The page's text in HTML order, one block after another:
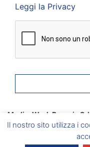
Leggi la Privacy
Media-Work Perugia Srl
Corciano (PG) Via A.
– Umbertide (PG) Via
Caduti sul Lavoro, 2/B
Il nostro sito utilizza i